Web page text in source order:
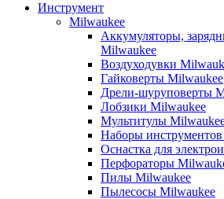
Инструмент
Milwaukee
Аккумуляторы,
Milwaukee
Воздуходувки
Гайковерты Milwaukee
Дрели-шуруповерты
Лобзики Milwaukee
Мультитулы
Наборы
Оснастка для
Перфораторы
Пилы Milwaukee
Пылесосы Milwaukee